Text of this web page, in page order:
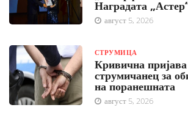
Наградата
август 5, 2026
СТРУМИЦА
Кривична пријава
струмичанец за
на поранешната
август 5, 2026